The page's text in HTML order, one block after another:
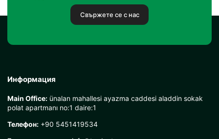
Свържете се с нас
Информация
Main Office: ünalan mahallesi ayazma caddesi aladdin sokak
polat apartmanı no:1 daire:1
Телефон: +90 5451419534